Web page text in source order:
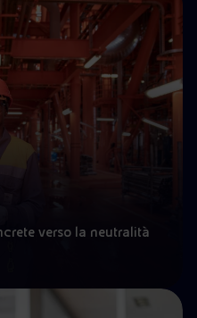
verso la neutralità